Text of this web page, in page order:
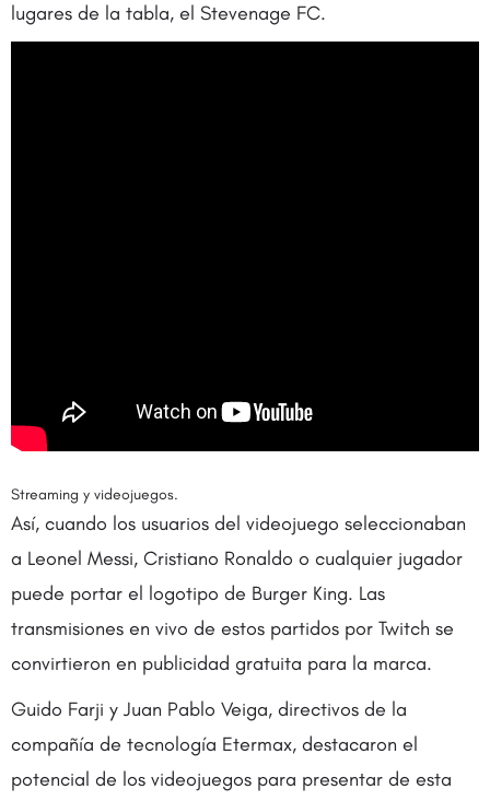
lugares de la tabla, el Stevenage FC.
Streaming y videojuegos.
Así, cuando los usuarios del videojuego seleccionaban
a Leonel Messi, Cristiano Ronaldo o cualquier jugador
puede portar el logotipo de Burger King. Las
transmisiones en vivo de estos partidos por Twitch se
convirtieron en publicidad gratuita para la marca.
Guido Farji y Juan Pablo Veiga, directivos de la
compañía de tecnología Etermax, destacaron el
potencial de los videojuegos para presentar de esta